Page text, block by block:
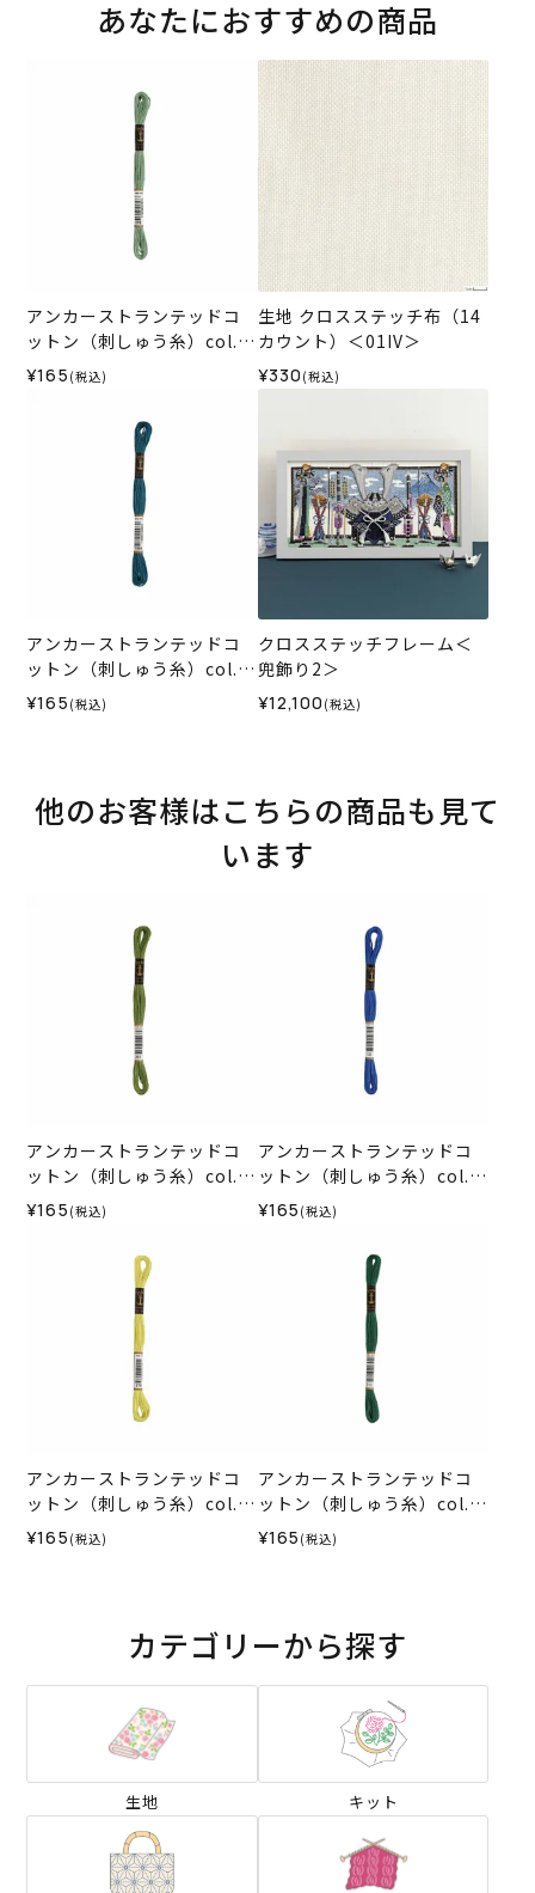
あなたにおすすめの商品
アンカーストランテッドコ
ットン（刺しゅう糸）col.0
215
¥165 (税込)
生地 クロスステッチ布（14
カウント）＜01IV＞
¥330 (税込)
アンカーストランテッドコ
ットン（刺しゅう糸）col.1
068
¥165 (税込)
クロスステッチフレーム＜
兜飾り2＞
¥12,100 (税込)
他のお客様はこちらの商品も見て
います
アンカーストランテッドコ
ットン（刺しゅう糸）col.0
267
¥165 (税込)
アンカーストランテッドコ
ットン（刺しゅう糸）col.0
132
¥165 (税込)
アンカーストランテッドコ
ットン（刺しゅう糸）col.0
278
¥165 (税込)
アンカーストランテッドコ
ットン（刺しゅう糸）col.0
212
¥165 (税込)
カテゴリーから探す
生地 キット